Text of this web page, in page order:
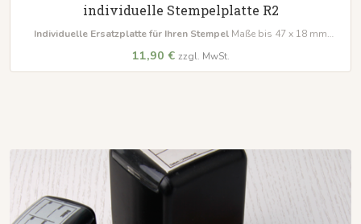
individuelle Stempelplatte R2
Individuelle Ersatzplatte für Ihren Stempel Maße bis 47 x 18 mm
11,90 € zzgl. MwSt.